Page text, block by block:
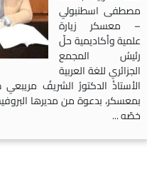
اسطنبولي
معسكر زيارة
وأكاديمية حلّ
المجمع
للغة العربية
الدكتورُ الشريفُ
بدعوة من مديرها
...